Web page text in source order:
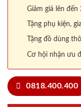
Giảm giá lên đến
Tặng phụ kiện,
Tặng đồ dùng
Cơ hội nhận ưu
0818.400.400